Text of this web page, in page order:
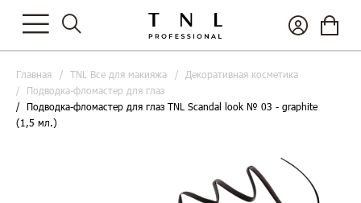
Главная TNL Все для макияжа
Декоративная косметика
Подводка-фломастер для глаз
Подводка-фломастер для глаз TNL Scandal look № 03 - graphite
(1,5 мл.)